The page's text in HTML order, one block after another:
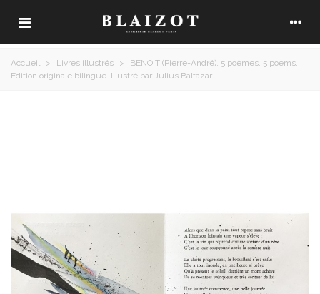
Accueil > Livres illustrés >
BENOIT (Pierre-André). 5 poèmes. 5 poems.
Edition originale bilingue. Illustré par Julius Baltazar.